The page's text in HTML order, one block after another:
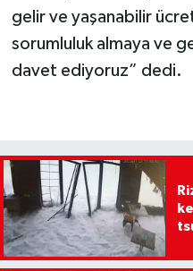
gelir ve yaşanabilir
sorumluluk almaya ve
davet ediyoruz” dedi.